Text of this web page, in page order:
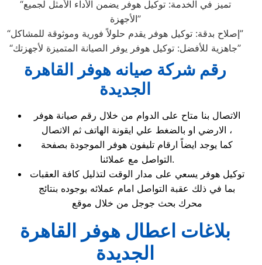
“تميز في الخدمة: توكيل هوفر يضمن الأداء الأمثل لجميع
الأجهزة”
“إصلاح بدقة: توكيل هوفر يقدم حلولاً فورية وموثوقة للمشاكل”
“جاهزية للأفضل: توكيل هوفر يوفر الصيانة المتميزة لأجهزتك”
رقم شركة صيانه هوفر القاهرة
الجديدة
الاتصال بنا متاح على الدوام من خلال رقم صيانة هوفر
الارضي او بالضغط علي ايقونة الهاتف ثم الاتصال ،
كما يوجد ايضاً ارقام تليفون هوفر الموجودة بصفحة
التواصل مع عملائنا.
توكيل هوفر يسعي على مدار الوقت لتذليل كافة العقبات
بما في ذلك عقبة التواصل امام عملائه بوجوده بنتائج
محرك بحث جوجل من خلال موقع
بلاغات اعطال هوفر القاهرة
الجديدة